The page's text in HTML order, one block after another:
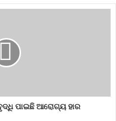
ପାଇଛି ଆରୋଗ୍ୟ ହାର